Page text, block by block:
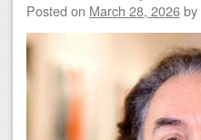
Posted on March 28, 2026by